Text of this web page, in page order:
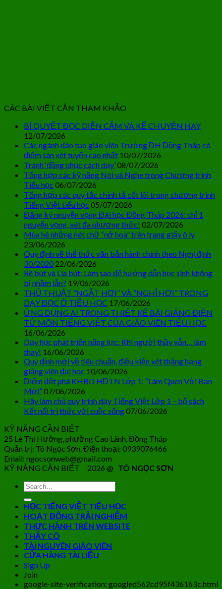
CÁC BÀI VIẾT CẦN THAM KHẢO
BÍ QUYẾT ĐỌC DIỄN CẢM VÀ KỂ CHUYỆN HAY
12/07/2026
Các ngành đào tạo giáo viên Trường ĐH Đồng Tháp có
điểm sàn xét tuyển cao nhất 10/07/2026
Tránh ‘đồng phục cách dạy’08/07/2026
Tổng hợp các kỹ năng Nói và Nghe trong Chương trình
Tiểu học 06/07/2026
Tổng hợp các quy tắc chính tả cốt lõi trong chương trình
Tiếng Việt tiểu học 05/07/2026
Đăng ký nguyện vọng Đại học Đồng Tháp 2026: chỉ 1
nguyện vọng, xét đa phương thức! 02/07/2026
Mùa hè những nét chữ “nở hoa” trên trang giấy ô ly
23/06/2026
Quy định về thể thức văn bản hành chính theo Nghị định
30/2020 22/06/2026
Rê bút và Lia bút: Làm sao để hướng dẫn học sinh không
bị nhầm lẫn? 19/06/2026
THỦ THUẬT “NGẮT HƠI” VÀ “NGHỈ HƠI” TRONG
DẠY ĐỌC Ở TIỂU HỌC 17/06/2026
ỨNG DỤNG AI TRONG THIẾT KẾ BÀI GIẢNG ĐIỆN
TỬ MÔN TIẾNG VIỆT CỦA GIÁO VIÊN TIỂU HỌC
16/06/2026
Dạy học phát triển năng lực: Khi người thầy vẫn… làm
thay! 16/06/2026
Quy định mới về tiêu chuẩn, điều kiện xét thăng hạng
giảng viên đại học 10/06/2026
Điểm đột phá KHBD HĐTN Lớp 1: “Làm Quen Với Bạn
Mới”07/06/2026
Hãy làm chủ quy trình dạy Tiếng Việt Lớp 1 – bộ sách
Kết nối tri thức với cuộc sống07/06/2026
KỸ NĂNG CẦN BIẾT
25 Lê Thị Hường, phường Cao Lãnh, Đồng Tháp
Quản trị: Tô Ngọc Sơn. Điện thoại: 0939076466
Email: ngocsonweb@gmail.com
KỸ NĂNG CẦN BIẾT 2026 @ TÔ NGỌC SƠN
HỌC TIẾNG VIỆT TIỂU HỌC
HOẠT ĐỘNG TRẢI NGHIỆM
THỰC HÀNH TRÊN WEBSITE
THẦY CÔ
TÀI NGUYÊN GIÁO VIÊN
CỬA HÀNG TÀI LIỆU
Sign Up
Join
google-site-verification: googled562cd95f436163c.html